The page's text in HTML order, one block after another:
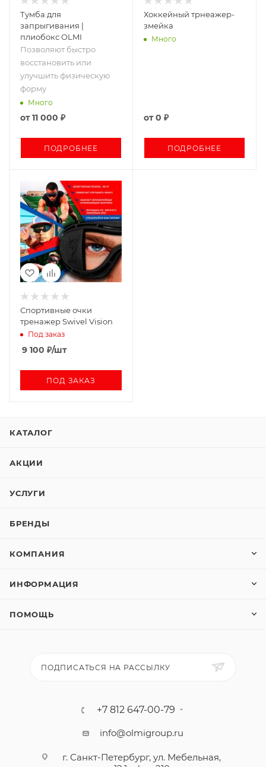
Тумба для
запрыгивания |
плиобокс OLMI
Позволяют быстро
восстановить или
улучшить физическую
форму
Много
от11 000 ₽
ПОДРОБНЕЕ
Хоккейный трнеажер-
змейка
Много
от0 ₽
ПОДРОБНЕЕ
Спортивные очки
тренажер Swivel Vision
Под заказ
9 100 ₽/шт
ПОД ЗАКАЗ
КАТАЛОГ
АКЦИИ
УСЛУГИ
БРЕНДЫ
КОМПАНИЯ
ИНФОРМАЦИЯ
ПОМОЩЬ
ПОДПИСАТЬСЯ НА РАССЫЛКУ
+7 812 647-00-79
info@olmigroup.ru
г. Санкт-Петербург, ул. Мебельная,